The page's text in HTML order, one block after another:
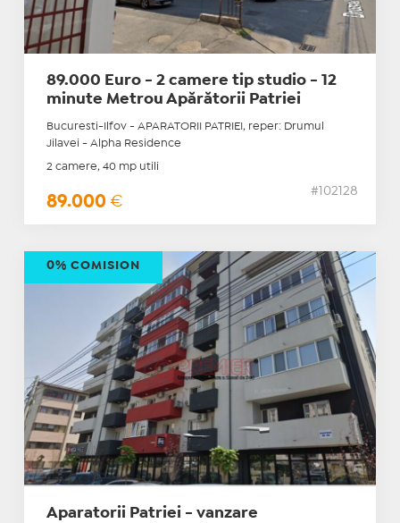
89.000 Euro - 2 camere tip studio - 12
minute Metrou Apărătorii Patriei
Bucuresti-Ilfov - APARATORII PATRIEI, reper: Drumul
Jilavei - Alpha Residence
2 camere, 40 mp utili
89.000 €
#102128
Aparatorii Patriei - vanzare
0% COMISION